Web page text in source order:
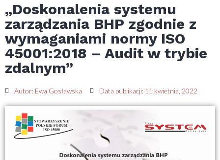
„Doskonalenia systemu
zarządzania BHP zgodnie z
wymaganiami normy ISO
45001:2018 – Audit w trybie
zdalnym”
Autor: Ewa Gosławska Data publikacji: 11 kwietnia, 2022